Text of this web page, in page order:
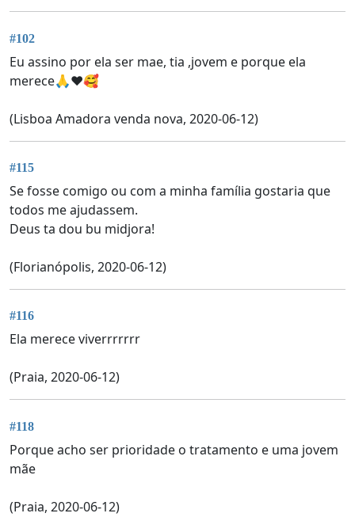
#102
Eu assino por ela ser mae, tia ,jovem e porque ela
merece🙏❤🥰
(Lisboa Amadora venda nova, 2020-06-12)
#115
Se fosse comigo ou com a minha família gostaria que
todos me ajudassem.
Deus ta dou bu midjora!
(Florianópolis, 2020-06-12)
#116
Ela merece viverrrrrrr
(Praia, 2020-06-12)
#118
Porque acho ser prioridade o tratamento e uma jovem
mãe
(Praia, 2020-06-12)